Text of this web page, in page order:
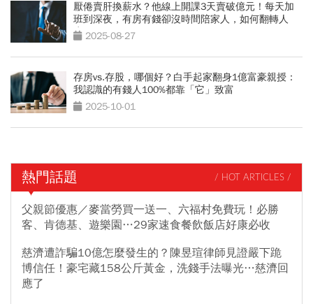
厭倦賣肝換薪水？他線上開課3天賣破億元！每天加
班到深夜，有房有錢卻沒時間陪家人，如何翻轉人
生？2025-08-27
存房vs.存股，哪個好？白手起家翻身1億富豪親授：
我認識的有錢人100%都靠「它」致富
2025-10-01
熱門話題 / HOT ARTICLES /
父親節優惠／麥當勞買一送一、六福村免費玩！必勝
客、肯德基、遊樂園…29家速食餐飲飯店好康必收
慈濟遭詐騙10億怎麼發生的？陳昱瑄律師見證嚴下跪
博信任！豪宅藏158公斤黃金，洗錢手法曝光…慈濟回
應了